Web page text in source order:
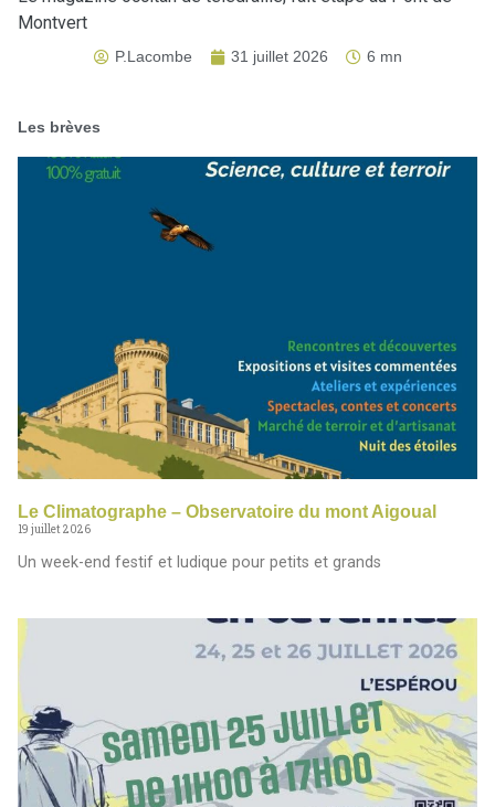
Montvert
P.Lacombe 31 juillet 2026 6 mn
Les brèves
Le Climatographe – Observatoire du mont Aigoual
19 juillet 2026
Un week-end festif et ludique pour petits et grands